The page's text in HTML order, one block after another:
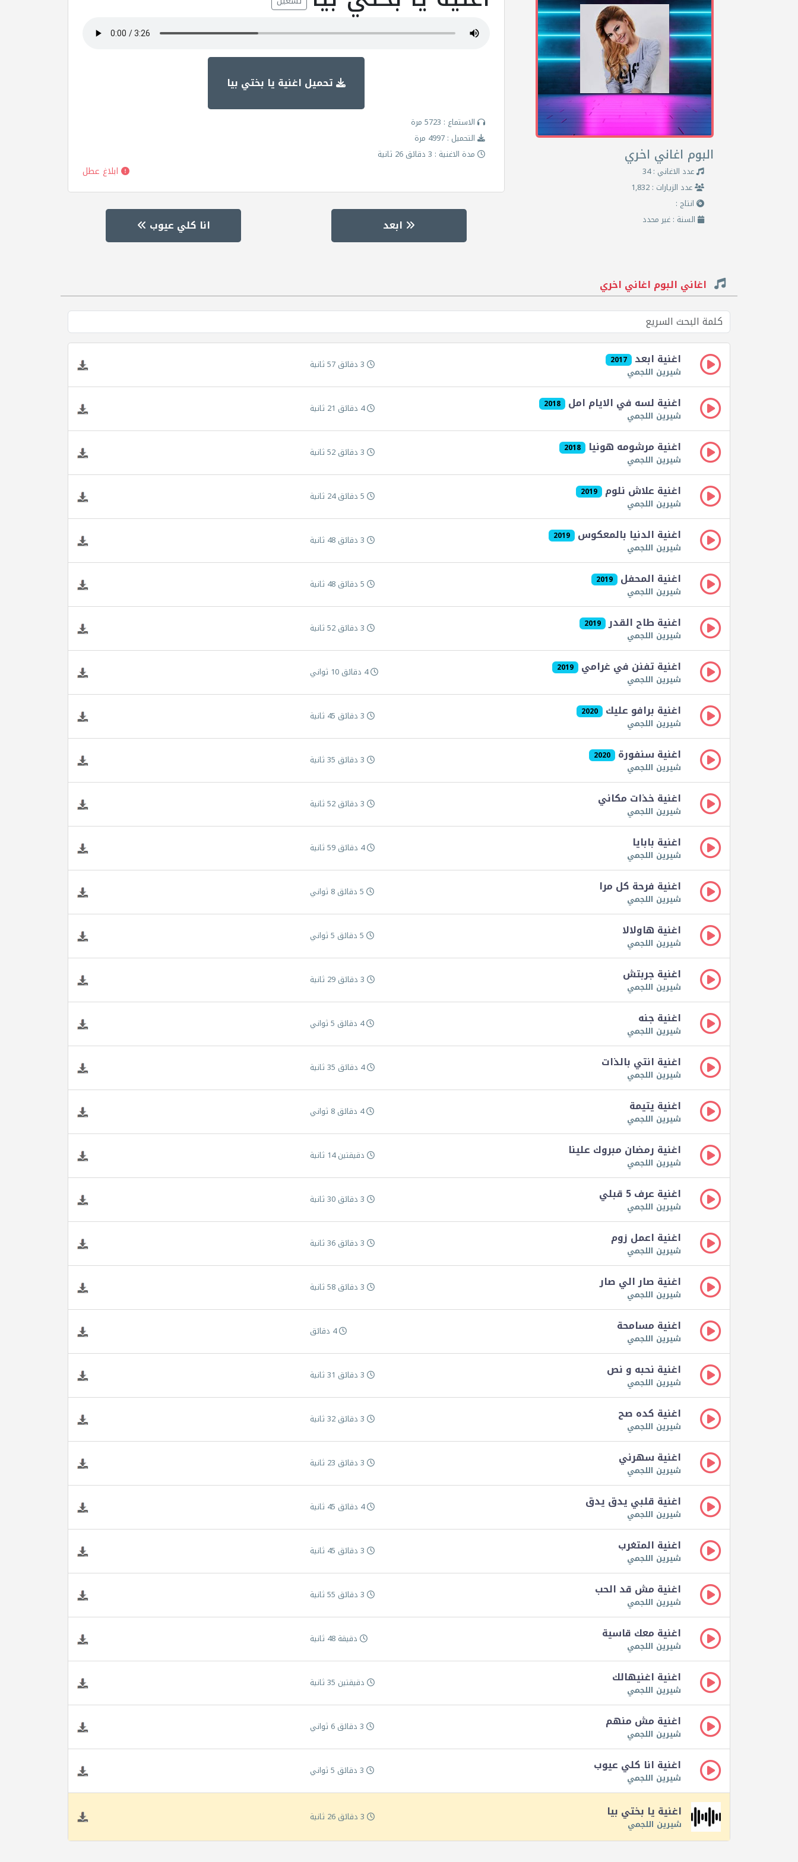
البوم اغاني اخري
عدد الاغاني : 34
عدد الزيارات : 1,832
انتاج :
السنة : غير محدد
تحميل اغنية يا بختي بيا
الاستماع : 5723 مرة
التحميل : 4997 مرة
مدة الاغنية : 3 دقائق 26 ثانية
ابلاغ عطل
ابعد انا كلي عيوب
اغاني البوم اغاني اخري
اغنية ابعد 2017
شيرين اللجمي
اغنية لسه في الايام امل 2018
شيرين اللجمي 4 دقائق 21 ثانية
اغنية مرشومه هونيا 2018
شيرين اللجمي
اغنية علاش نلوم 2019
شيرين اللجمي
اغنية الدنيا بالمعكوس 2019
شيرين اللجمي
اغنية المحفل 2019
شيرين اللجمي
اغنية طاح القدر 2019
شيرين اللجمي
اغنية تفنن في غرامي 2019
شيرين اللجمي 4 دقائق 10 ثواني
اغنية برافو عليك 2020
شيرين اللجمي
اغنية سنفورة 2020
شيرين اللجمي
اغنية خذات مكاني
شيرين اللجمي
اغنية بابايا
شيرين اللجمي 4 دقائق 59 ثانية
اغنية فرحة كل مرا
شيرين اللجمي
اغنية هاولالا
شيرين اللجمي
اغنية جربتش
شيرين اللجمي
اغنية جنه
شيرين اللجمي 4 دقائق 5 ثواني
اغنية انتي بالذات
شيرين اللجمي 4 دقائق 35 ثانية
اغنية يتيمة
شيرين اللجمي 4 دقائق 8 ثواني
اغنية رمضان مبروك علينا
شيرين اللجمي دقيقتين 14 ثانية
اغنية عرف 5 قبلي
شيرين اللجمي
اغنية اعمل زوم
شيرين اللجمي
اغنية صار الي صار
شيرين اللجمي
اغنية مسامحة
شيرين اللجمي 4 دقائق
اغنية نحبه و نص
شيرين اللجمي
اغنية كده صح
شيرين اللجمي
اغنية سهرني
شيرين اللجمي
اغنية قلبي يدق يدق
شيرين اللجمي 4 دقائق 45 ثانية
اغنية المتغرب
شيرين اللجمي
اغنية مش قد الحب
شيرين اللجمي
اغنية معك قاسية
شيرين اللجمي دقيقة 48 ثانية
اغنية اغنيهالك
شيرين اللجمي دقيقتين 35 ثانية
اغنية مش منهم
شيرين اللجمي
اغنية انا كلي عيوب
شيرين اللجمي
اغنية يا بختي بيا
شيرين اللجمي